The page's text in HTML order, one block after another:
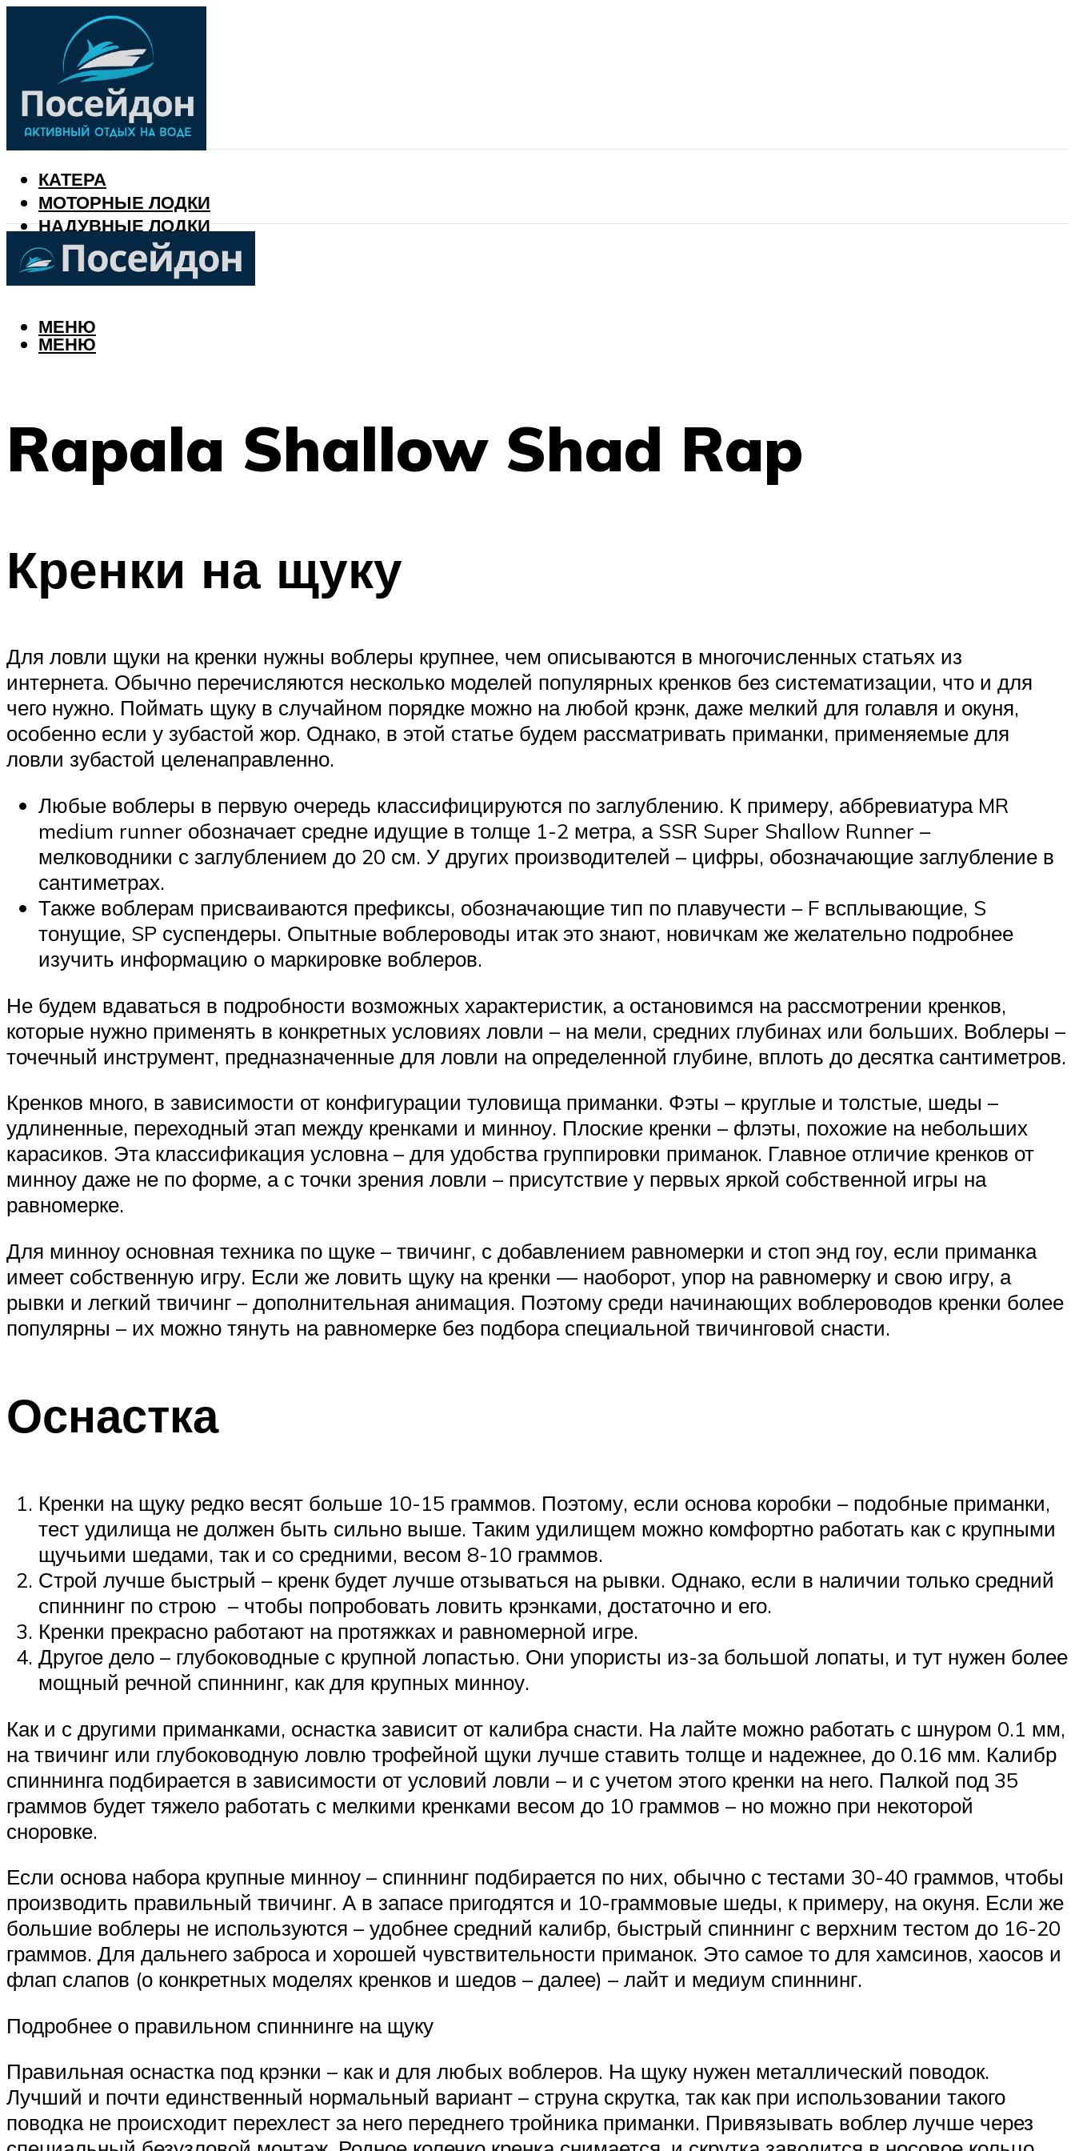
КАТЕРА
МОТОРНЫЕ ЛОДКИ
НАДУВНЫЕ ЛОДКИ
РЫБАЛКА
КАЛЕНДАРЬ РЫБАКА
МЕНЮ
МЕНЮ
Rapala Shallow Shad Rap
Кренки на щуку
Для ловли щуки на кренки нужны воблеры крупнее, чем описываются в многочисленных статьях из
интернета. Обычно перечисляются несколько моделей популярных кренков без систематизации, что и для
чего нужно. Поймать щуку в случайном порядке можно на любой крэнк, даже мелкий для голавля и окуня,
особенно если у зубастой жор. Однако, в этой статье будем рассматривать приманки, применяемые для
ловли зубастой целенаправленно.
Любые воблеры в первую очередь классифицируются по заглублению. К примеру, аббревиатура MR
medium runner обозначает средне идущие в толще 1-2 метра, а SSR Super Shallow Runner –
мелководники с заглублением до 20 см. У других производителей – цифры, обозначающие заглубление в
сантиметрах.
Также воблерам присваиваются префиксы, обозначающие тип по плавучести – F всплывающие, S
тонущие, SP суспендеры. Опытные воблероводы итак это знают, новичкам же желательно подробнее
изучить информацию о маркировке воблеров.
Не будем вдаваться в подробности возможных характеристик, а остановимся на рассмотрении кренков,
которые нужно применять в конкретных условиях ловли – на мели, средних глубинах или больших. Воблеры –
точечный инструмент, предназначенные для ловли на определенной глубине, вплоть до десятка сантиметров.
Кренков много, в зависимости от конфигурации туловища приманки. Фэты – круглые и толстые, шеды –
удлиненные, переходный этап между кренками и минноу. Плоские кренки – флэты, похожие на небольших
карасиков. Эта классификация условна – для удобства группировки приманок. Главное отличие кренков от
минноу даже не по форме, а с точки зрения ловли – присутствие у первых яркой собственной игры на
равномерке.
Для минноу основная техника по щуке – твичинг, с добавлением равномерки и стоп энд гоу, если приманка
имеет собственную игру. Если же ловить щуку на кренки — наоборот, упор на равномерку и свою игру, а
рывки и легкий твичинг – дополнительная анимация. Поэтому среди начинающих воблероводов кренки более
популярны – их можно тянуть на равномерке без подбора специальной твичинговой снасти.
Оснастка
Кренки на щуку редко весят больше 10-15 граммов. Поэтому, если основа коробки – подобные приманки,
тест удилища не должен быть сильно выше. Таким удилищем можно комфортно работать как с крупными
щучьими шедами, так и со средними, весом 8-10 граммов.
Строй лучше быстрый – кренк будет лучше отзываться на рывки. Однако, если в наличии только средний
спиннинг по строю – чтобы попробовать ловить крэнками, достаточно и его.
Кренки прекрасно работают на протяжках и равномерной игре.
Другое дело – глубоководные с крупной лопастью. Они упористы из-за большой лопаты, и тут нужен более
мощный речной спиннинг, как для крупных минноу.
Как и с другими приманками, оснастка зависит от калибра снасти. На лайте можно работать с шнуром 0.1 мм,
на твичинг или глубоководную ловлю трофейной щуки лучше ставить толще и надежнее, до 0.16 мм. Калибр
спиннинга подбирается в зависимости от условий ловли – и с учетом этого кренки на него. Палкой под 35
граммов будет тяжело работать с мелкими кренками весом до 10 граммов – но можно при некоторой
сноровке.
Если основа набора крупные минноу – спиннинг подбирается по них, обычно с тестами 30-40 граммов, чтобы
производить правильный твичинг. А в запасе пригодятся и 10-граммовые шеды, к примеру, на окуня. Если же
большие воблеры не используются – удобнее средний калибр, быстрый спиннинг с верхним тестом до 16-20
граммов. Для дальнего заброса и хорошей чувствительности приманок. Это самое то для хамсинов, хаосов и
флап слапов (о конкретных моделях кренков и шедов – далее) – лайт и медиум спиннинг.
Подробнее о правильном спиннинге на щуку
Правильная оснастка под крэнки – как и для любых воблеров. На щуку нужен металлический поводок.
Лучший и почти единственный нормальный вариант – струна скрутка, так как при использовании такого
поводка не происходит перехлест за него переднего тройника приманки. Привязывать воблер лучше через